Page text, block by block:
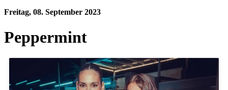
Freitag, 08. September 2023
Peppermint